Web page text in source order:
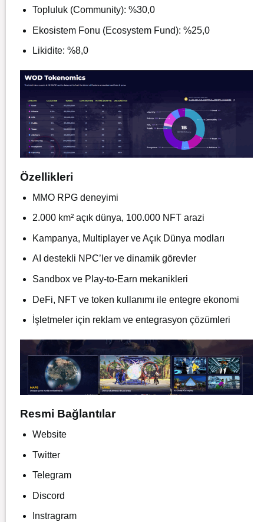
Topluluk (Community): %30,0
Ekosistem Fonu (Ecosystem Fund): %25,0
Likidite: %8,0
Özellikleri
MMO RPG deneyimi
2.000 km² açık dünya, 100.000 NFT arazi
Kampanya, Multiplayer ve Açık Dünya modları
AI destekli NPC’ler ve dinamik görevler
Sandbox ve Play-to-Earn mekanikleri
DeFi, NFT ve token kullanımı ile entegre ekonomi
İşletmeler için reklam ve entegrasyon çözümleri
Resmi Bağlantılar
Website
Twitter
Telegram
Discord
Instragram